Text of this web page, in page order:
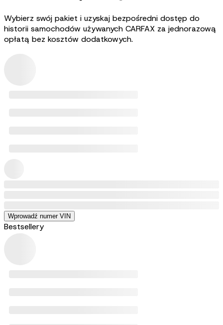
Wybierz swój pakiet i uzyskaj bezpośredni dostęp do
historii samochodów używanych CARFAX za jednorazową
opłatą bez kosztów dodatkowych.
Wprowadź numer VIN
Bestsellery